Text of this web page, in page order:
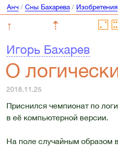
Анч/ Сны Бахарева/ Изобретения
↑ ⇡
Игорь Бахарев
О
2018.11.25
Приснился чемпионат по
в её компьютерной версии.
На поле случайным образом